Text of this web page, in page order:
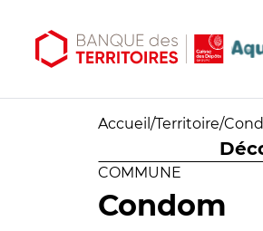
Accueil /Territoire/
COMMUNE
Condom